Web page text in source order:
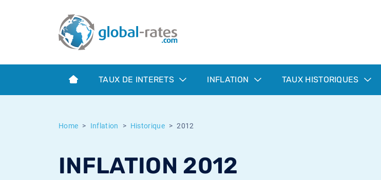
TAUX DE INTERETS INFLATION TAUX HISTORIQUES
Home Inflation Historique 2012
INFLATION 2012
Term SOFR
Qu'est-ce que l'inflation IPC?
Qu'est-ce que l'inflation IPCH?
Taux Euribor historiques
Taux ESTER historiques
Taux d'inflation historiques
Calculateur d’inflation